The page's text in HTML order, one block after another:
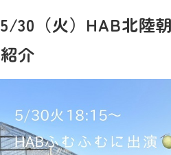
5/30（火）HAB北陸
紹介